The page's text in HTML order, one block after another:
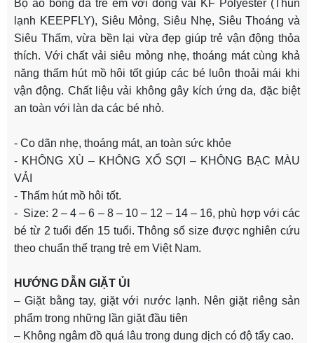
Bộ áo bóng đá trẻ em với dòng vải KF Polyester (Thun
lạnh KEEPFLY), Siêu Mỏng, Siêu Nhẹ, Siêu Thoáng và
Siêu Thấm, vừa bền lại vừa đẹp giúp trẻ vận động thỏa
thích. Với chất vải siêu mỏng nhẹ, thoáng mát cùng khả
năng thấm hút mồ hôi tốt giúp các bé luôn thoải mái khi
vận động. Chất liệu vải không gây kích ứng da, đặc biệt
an toàn với làn da các bé nhỏ.
- Co dãn nhẹ, thoáng mát, an toàn sức khỏe
- KHÔNG XÙ – KHÔNG XỔ SỢI – KHÔNG BẠC MÀU
VẢI
- Thấm hút mồ hôi tốt.
- Size: 2 – 4 – 6 – 8 – 10 – 12 – 14 – 16, phù hợp với các
bé từ 2 tuổi đến 15 tuổi. Thông số size được nghiên cứu
theo chuẩn thể trạng trẻ em Việt Nam.
HƯỚNG DẪN GIẶT ỦI
– Giặt bằng tay, giặt với nước lạnh. Nên giặt riêng sản
phẩm trong những lần giặt đầu tiên
– Không ngâm đồ quá lâu trong dung dịch có độ tẩy cao.